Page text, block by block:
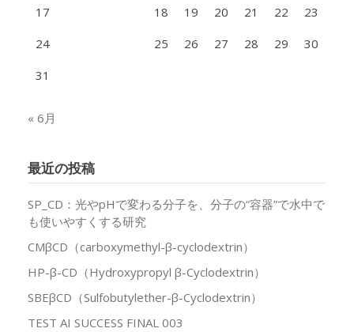
17
18 19 20 21 22
23
24
25 26 27 28 29
30
31
« 6月
最近の投稿
SP_CD：光やpHで変わる分子を、分子の“容器”で水中で
も使いやすくする研究
CMβCD（carboxymethyl-β-cyclodextrin）
HP-β-CD（Hydroxypropyl β-Cyclodextrin）
SBEβCD（Sulfobutylether-β-Cyclodextrin）
TEST AI SUCCESS FINAL 003